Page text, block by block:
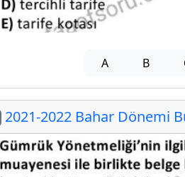
A B
2021-2022 Bahar Dönemi